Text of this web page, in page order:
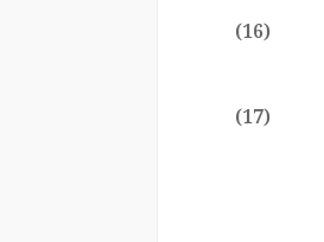
(16)
(17)